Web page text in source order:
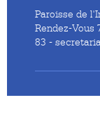
Paroisse de
Rendez-Vous
83 -